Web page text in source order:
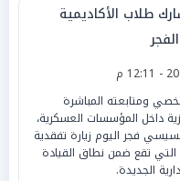
طلاب الأكاديمية
ومتابعته المباشرة
داخل المؤسسات العسكرية،
فجر اليوم زيارة تفقدية
التي تقع ضمن نطاق القيادة
الجديدة.